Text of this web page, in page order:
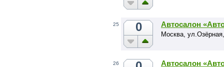
25 0 Автосалон
Москва,
26 Автосалон